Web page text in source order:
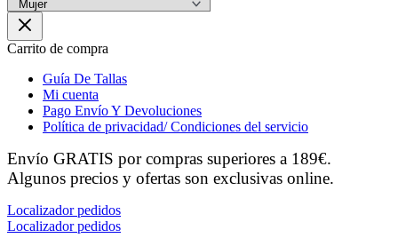
Carrito de compra
Guía De Tallas
Mi cuenta
Pago Envío Y Devoluciones
Política de privacidad/ Condiciones del servicio
Envío GRATIS por compras superiores a 189€.
Algunos precios y ofertas son exclusivas online.
Localizador pedidos
Localizador pedidos